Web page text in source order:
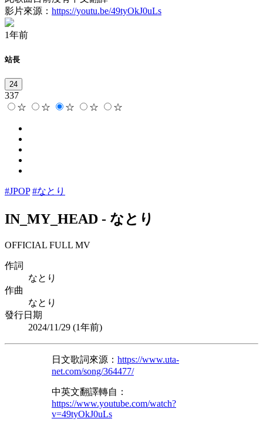
影片來源： https://youtu.be/49tyOkJ0uLs
1年前
站長
24
337
☆
☆ ☆ ☆ ☆
#JPOP #なとり
IN_MY_HEAD - なとり
OFFICIAL FULL MV
作詞
なとり
作曲
なとり
發行日期
2024/11/29 (1年前)
日文歌詞來源： https://www.uta-
net.com/song/364477/
中英文翻譯轉自：
https://www.youtube.com/watch?
v=49tyOkJ0uLs